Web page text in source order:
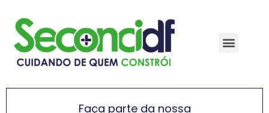
Faça parte da nossa